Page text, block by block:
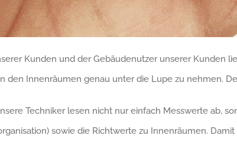
Kunden und der Gebäudenutzer unserer Kunden
den Innenräumen genau unter die Lupe zu nehmen.
Techniker lesen nicht nur einfach Messwerte ab,
sowie die Richtwerte zu Innenräumen.